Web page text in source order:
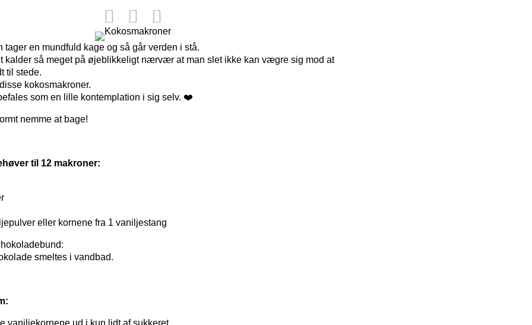
tager en mundfuld kage og så går verden i stå.
kalder så meget på øjeblikkeligt nærvær at man slet ikke kan vægre sig mod at
til stede.
kokosmakroner.
som en lille kontemplation i sig selv. ❤️
nemme at bage!
til 12 makroner:
eller kornene fra 1 vaniljestang
smeltes i vandbad.
vaniljekornene ud i kun lidt af sukkeret.